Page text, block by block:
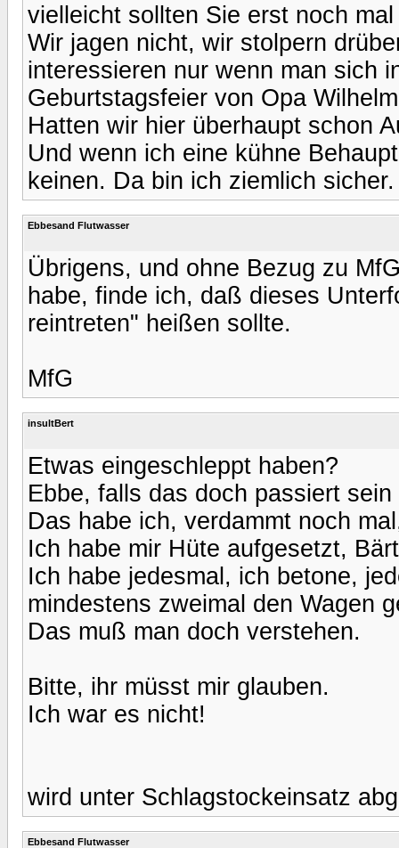
vielleicht sollten Sie erst noch
Wir jagen nicht, wir stolpern
interessieren nur wenn man sich
Geburtstagsfeier von Opa
Hatten wir hier überhaupt schon
Und wenn ich eine kühne
keinen. Da bin ich ziemlich sicher.
Ebbesand Flutwasser
Übrigens, und ohne Bezug zu
habe, finde ich, daß dieses
reintreten" heißen sollte.
MfG
insultBert
Etwas eingeschleppt haben?
Ebbe, falls das doch passiert sein
Das habe ich, verdammt noch
Ich habe mir Hüte aufgesetzt,
Ich habe jedesmal, ich betone,
mindestens zweimal den Wagen
Das muß man doch verstehen.
Bitte, ihr müsst mir glauben.
Ich war es nicht!
wird unter Schlagstockeinsatz
Ebbesand Flutwasser